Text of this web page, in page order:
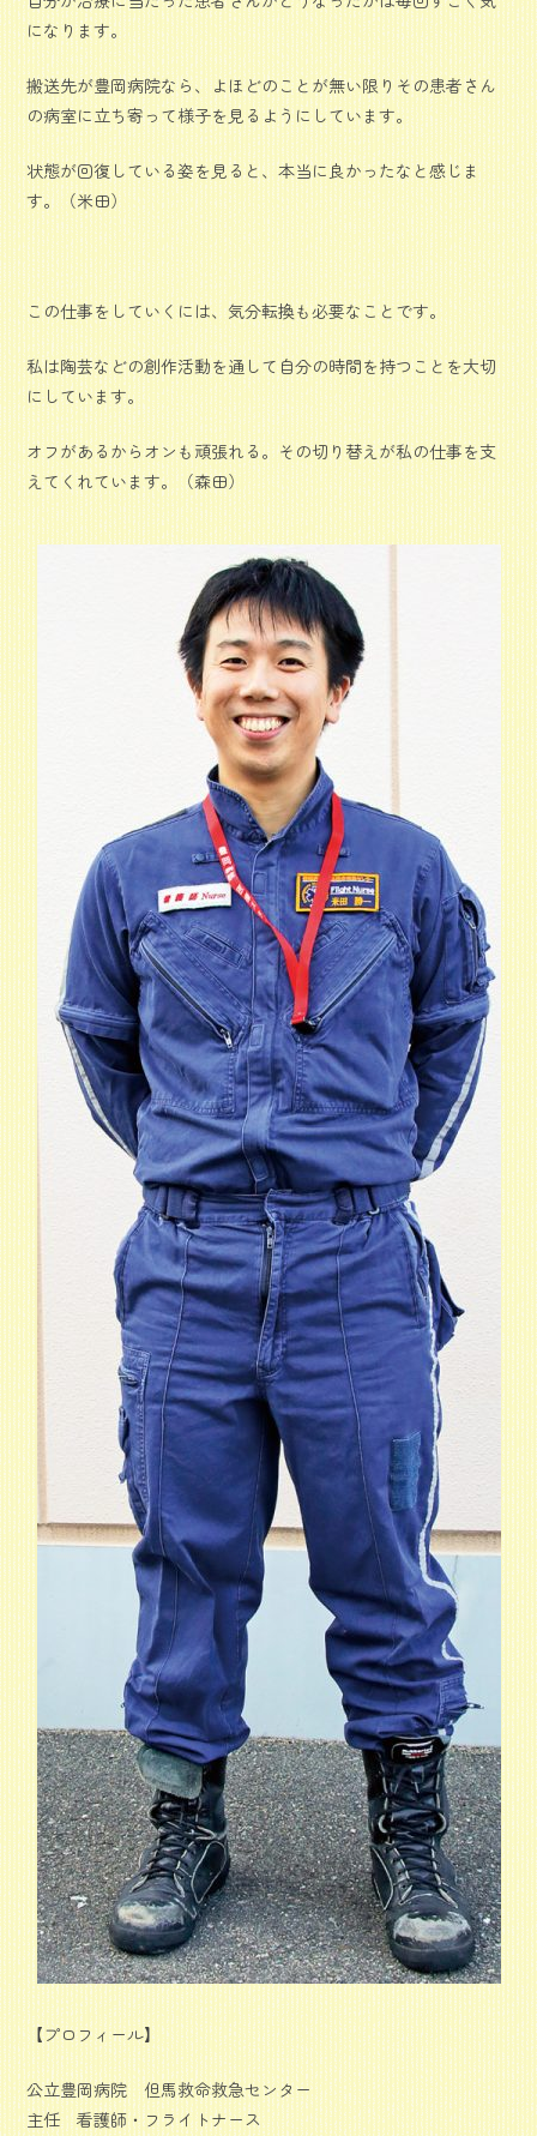
になります。
搬送先が豊岡病院なら、よほどのことが無い限りその患者さん
の病室に立ち寄って様子を見るようにしています。
状態が回復している姿を見ると、本当に良かったなと感じま
す。（米田）
この仕事をしていくには、気分転換も必要なことです。
私は陶芸などの創作活動を通して自分の時間を持つことを大切
にしています。
オフがあるからオンも頑張れる。その切り替えが私の仕事を支
えてくれています。（森田）
【プロフィール】
公立豊岡病院 但馬救命救急センター
主任 看護師・フライトナース